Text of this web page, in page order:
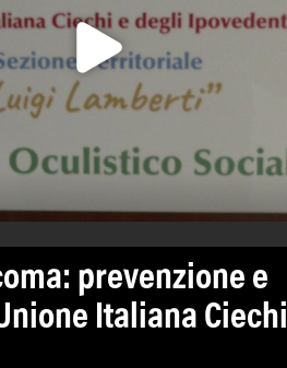
prevenzione e
Italiana Ciechi